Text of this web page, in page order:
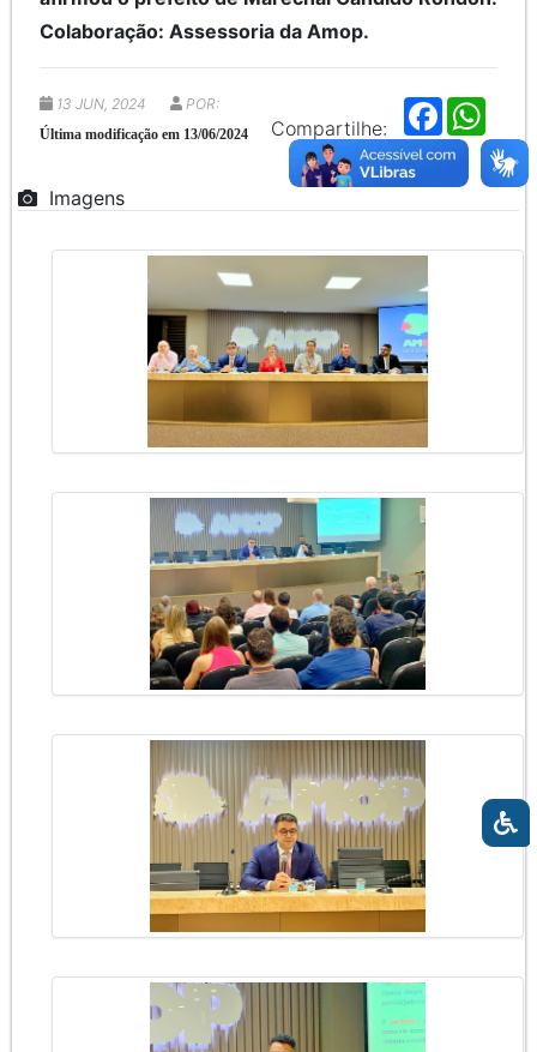
Colaboração: Assessoria da Amop.
Compartilhe:
F
a
c
e
b
a
t
s
13 JUN, 2024 POR:
Última modificação em 13/06/2024
Imagens